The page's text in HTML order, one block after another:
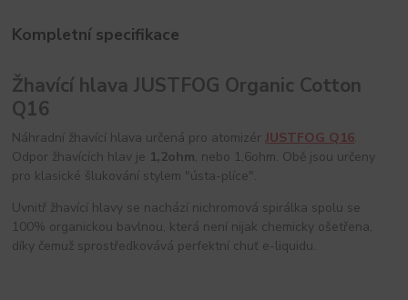
Kompletní specifikace
Žhavící hlava JUSTFOG Organic Cotton
Q16
Náhradní žhavící hlava určená pro atomizérJUSTFOG Q16.
Odpor žhavících hlav je 1,2ohm, nebo 1,6ohm. Obě jsou určeny
pro klasické šlukování stylem "ústa-plíce".
Uvnitř žhavící hlavy se nachází nichromová spirálka spolu se
100% organickou bavlnou, která není nijak chemicky ošetřena,
díky čemuž sprostředkovává perfektní chuť e-liquidu.